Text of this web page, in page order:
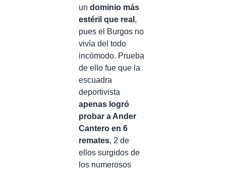
un dominio más
estéril que real ,
pues el Burgos no
vivía del todo
incómodo. Prueba
de ello fue que la
escuadra
deportivista
apenas logró
probar a Ander
Cantero en 6
remates, 2 de
ellos surgidos de
los numerosos